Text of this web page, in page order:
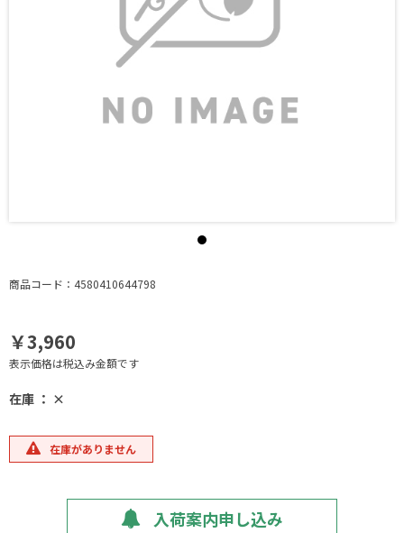
商品コード：4580410644798
￥3,960
表示価格は税込み金額です
在庫 ： ×
在庫がありません
入荷案内申し込み